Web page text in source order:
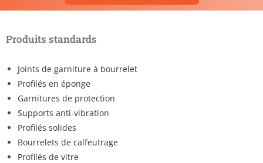
Produits standards
Joints de garniture à bourrelet
Profilés en éponge
Garnitures de protection
Supports anti-vibration
Profilés solides
Bourrelets de calfeutrage
Profilés de vitre